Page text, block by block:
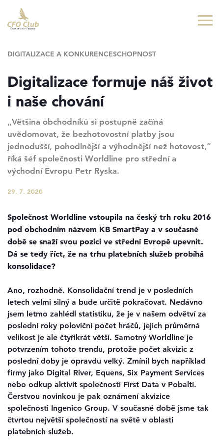
hlavní
hlavní
DIGITALIZACE A KONKURENCESCHOPNOST
Digitalizace formuje náš život
i naše chování
„Většina obchodníků si postupně začíná
uvědomovat, že bezhotovostní platby jsou
jednodušší, pohodlnější a výhodnější než hotovost,“
říká šéf společnosti Worldline pro střední a
východní Evropu Petr Ryska.
29. 7. 2020
Společnost Worldline vstoupila na český trh roku 2016
pod obchodním názvem KB SmartPay a v současné
době se snaží svou pozici ve střední Evropě upevnit.
Dá se tedy říct, že na trhu platebních služeb probíhá
konsolidace?
Ano, rozhodně. Konsolidační trend je v posledních
letech velmi silný a bude určitě pokračovat. Nedávno
jsem letmo zahlédl statistiku, že je v našem odvětví za
poslední roky poloviční počet hráčů, jejich průměrná
velikost je ale čtyřikrát větší. Samotný Worldline je
potvrzením tohoto trendu, protože počet akvizic z
poslední doby je opravdu velký. Zmínil bych například
firmy jako Digital River, Equens, Six Payment Services
nebo odkup aktivit společnosti First Data v Pobaltí.
Čerstvou novinkou je pak oznámení akvizice
společnosti Ingenico Group. V současné době jsme tak
čtvrtou největší společností na světě v oblasti
platebních služeb.